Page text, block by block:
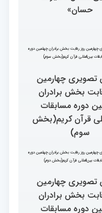
از بانوان قرآنی
حسان»
تصویری چهارمین
بخش برادران
دوره مسابقات
قرآن کریم(بخش
سوم)